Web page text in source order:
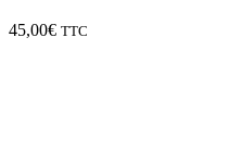
45,00€ TTC